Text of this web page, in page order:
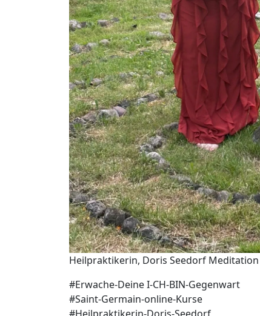
Heilpraktikerin, Doris Seedorf
#Erwache-Deine I-CH-BIN-Gegenwart
#Saint-Germain-online-Kurse